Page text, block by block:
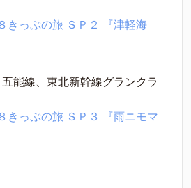
きっぷの旅 ＳＰ２ 『津軽海
能線、東北新幹線グランクラ
きっぷの旅 ＳＰ３ 『雨ニモマ